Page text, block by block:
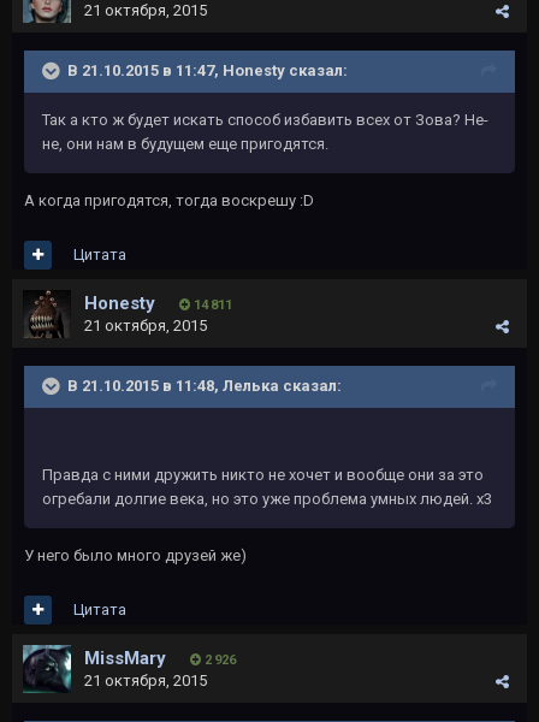
21 октября, 2015
В 21.10.2015 в 11:47, Honesty сказал:
Так а кто ж будет искать способ избавить всех от Зова? Не-
не, они нам в будущем еще пригодятся.
А когда пригодятся, тогда воскрешу :D
Цитата
Honesty 14 811
21 октября, 2015
В 21.10.2015 в 11:48, Лелька сказал:
Правда с ними дружить никто не хочет и вообще они за это
огребали долгие века, но это уже проблема умных людей. х3
У него было много друзей же)
Цитата
MissMary 2 926
21 октября, 2015